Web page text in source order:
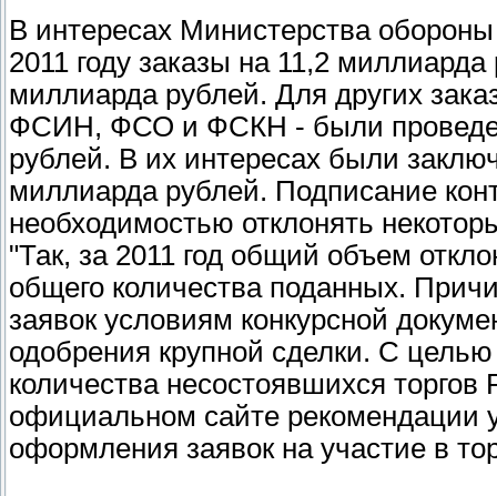
В интересах Министерства
2011 году заказы на 11,2
миллиарда рублей. Для других
ФСИН, ФСО и ФСКН - были
рублей. В их интересах были
миллиарда рублей. Подписание
необходимостью отклонять
"Так, за 2011 год общий объем
общего количества поданных.
заявок условиям конкурсной
одобрения крупной сделки. С
количества несостоявшихся
официальном сайте рекомендации
оформления заявок на участие в